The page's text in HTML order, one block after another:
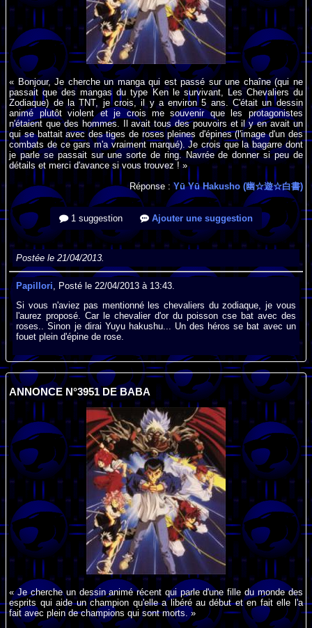
« Bonjour, Je cherche un manga qui est passé sur une chaîne (qui ne
passait que des mangas du type Ken le survivant, Les Chevaliers du
Zodiaque) de la TNT, je crois, il y a environ 5 ans. C'était un dessin
animé plutôt violent et je crois me souvenir que les protagonistes
n'étaient que des hommes. Il avait tous des pouvoirs et il y en avait un
qui se battait avec des tiges de roses pleines d'épines (l'image d'un des
combats de ce gars m'a vraiment marqué). Je crois que la bagarre dont
je parle se passait sur une sorte de ring. Navrée de donner si peu de
détails et merci d'avance si vous trouvez ! »
Réponse :Yū Yū Hakusho (幽☆遊☆白書)
1 suggestion Ajouter une suggestion
Postée le 21/04/2013.
Papillori , Posté le 22/04/2013 à 13:43.
Si vous n'aviez pas mentionné les chevaliers du zodiaque, je vous
l'aurez proposé. Car le chevalier d'or du poisson cse bat avec des
roses.. Sinon je dirai Yuyu hakushu... Un des héros se bat avec un
fouet plein d'épine de rose.
ANNONCE N°3951 DE BABA
« Je cherche un dessin animé récent qui parle d'une fille du monde des
esprits qui aide un champion qu'elle a libéré au début et en fait elle l'a
fait avec plein de champions qui sont morts. »